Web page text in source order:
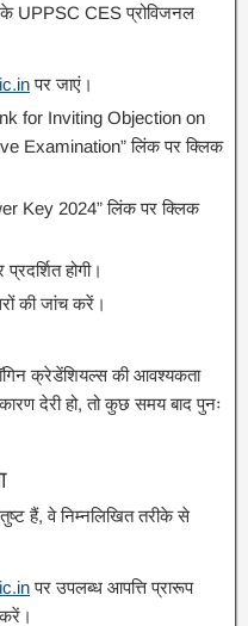
UPPSC CES प्रोविजनल
पर जाएं।
for Inviting Objection on
Examination” लिंक पर क्लिक
Key 2024” लिंक पर क्लिक
होगी।
की जांच करें।
क्रेडेंशियल्स की आवश्यकता
देरी हो, तो कुछ समय बाद पुनः
हैं, वे निम्नलिखित तरीके से
पर उपलब्ध आपत्ति प्रारूप